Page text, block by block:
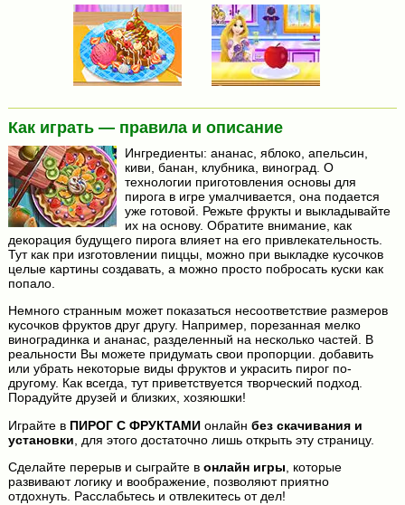
Как играть — правила и описание
Ингредиенты: ананас, яблоко, апельсин,
киви, банан, клубника, виноград. О
технологии приготовления основы для
пирога в игре умалчивается, она подается
уже готовой. Режьте фрукты и выкладывайте
их на основу. Обратите внимание, как
декорация будущего пирога влияет на его привлекательность.
Тут как при изготовлении пиццы, можно при выкладке кусочков
целые картины создавать, а можно просто побросать куски как
попало.
Немного странным может показаться несоответствие размеров
кусочков фруктов друг другу. Например, порезанная мелко
виноградинка и ананас, разделенный на несколько частей. В
реальности Вы можете придумать свои пропорции. добавить
или убрать некоторые виды фруктов и украсить пирог по-
другому. Как всегда, тут приветствуется творческий подход.
Порадуйте друзей и близких, хозяюшки!
Играйте в ПИРОГ С ФРУКТАМИонлайн без скачивания и
установки , для этого достаточно лишь открыть эту страницу.
Сделайте перерыв и сыграйте в онлайн игры, которые
развивают логику и воображение, позволяют приятно
отдохнуть. Расслабьтесь и отвлекитесь от дел!